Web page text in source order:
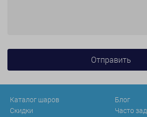
Каталог шаров
Скидки
Блог
Часто